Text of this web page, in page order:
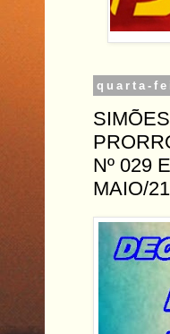
quarta-
Nº 029
MAIO/21